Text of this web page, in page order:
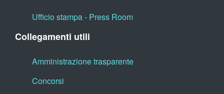
Ufficio stampa - Press Room
Collegamenti utili
Amministrazione trasparente
Concorsi